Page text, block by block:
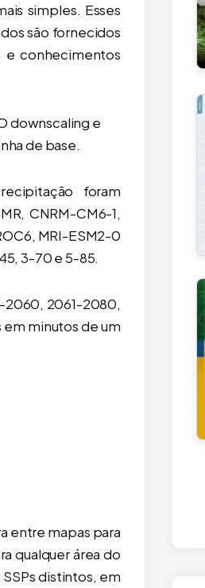
simples. Esses
são fornecidos
e conhecimentos
downscaling e
de base.
foram
CNRM-CM6-1,
MRI-ESM2-0
3-70 e 5-85.
2060, 2061-2080,
em minutos de um
entre mapas para
qualquer área do
distintos, em